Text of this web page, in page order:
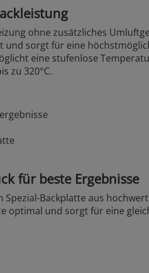
ohne zusätzliches
und sorgt für eine
eine stufenlose
zu 320°C.
für beste Ergebnisse
Spezial-Backplatte aus
optimal und sorgt für eine